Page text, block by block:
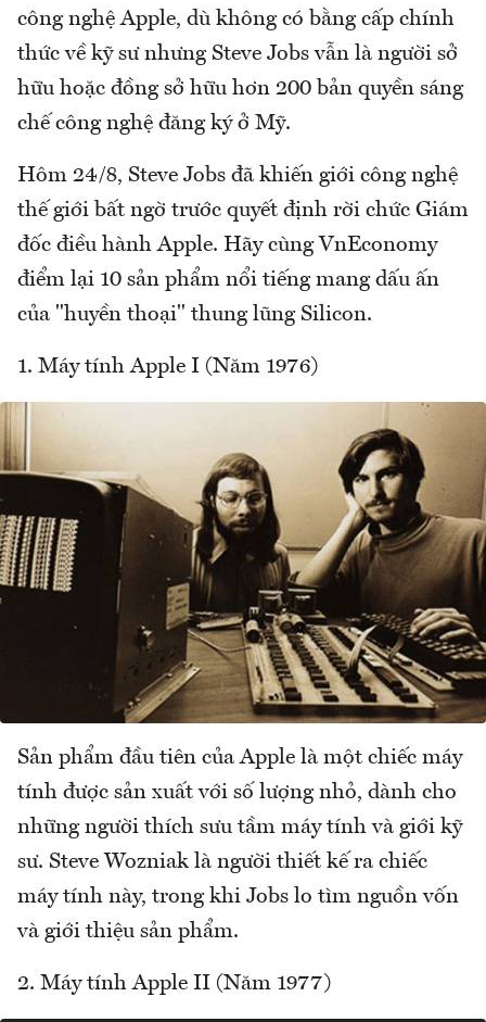
công nghệ Apple, dù không có bằng cấp chính
thức về kỹ sư nhưng Steve Jobs vẫn là người sở
hữu hoặc đồng sở hữu hơn 200 bản quyền sáng
chế công nghệ đăng ký ở Mỹ.
Hôm 24/8, Steve Jobs đã khiến giới công nghệ
thế giới bất ngờ trước quyết định rời chức Giám
đốc điều hành Apple. Hãy cùng VnEconomy
điểm lại 10 sản phẩm nổi tiếng mang dấu ấn
của "huyền thoại" thung lũng Silicon.
1. Máy tính Apple I (Năm 1976)
Sản phẩm đầu tiên của Apple là một chiếc máy
tính được sản xuất với số lượng nhỏ, dành cho
những người thích sưu tầm máy tính và giới kỹ
sư. Steve Wozniak là người thiết kế ra chiếc
máy tính này, trong khi Jobs lo tìm nguồn vốn
và giới thiệu sản phẩm.
2. Máy tính Apple II (Năm 1977)